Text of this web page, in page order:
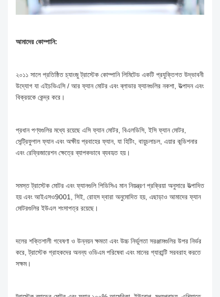
আমাদের কোম্পানি:
২০১১ সালে প্রতিষ্ঠিত চ্যাংজু ট্রাস্টেক কোম্পানি লিমিটেড একটি প্রযুক্তিগত উদ্ভাবনী
উদ্যোগ যা এইচভিএসি / আর ফ্যান মোটর এবং ব্লাভার ফ্যানগুলির নকশা, উত্পাদন এবং
বিক্রয়কে কেন্দ্র করে।
প্রধান পণ্যগুলির মধ্যে রয়েছে এসি ফ্যান মোটর, বিএলডিসি, ইসি ফ্যান মোটর,
সেন্ট্রিফুগাল ফ্যান এবং অক্ষীয় প্রবাহের ফ্যান, যা হিটিং, বায়ুচলাচল, এয়ার কন্ডিশনার
এবং রেফ্রিজারেশন ক্ষেত্রে ব্যাপকভাবে ব্যবহৃত হয়।
সমস্ত ট্রাস্টেক মোটর এবং ফ্যানগুলি পিডিসিএ মান নিয়ন্ত্রণ প্রক্রিয়া অনুসারে উত্পাদিত
হয় এবং আইএসও9001, সিই, রোহস দ্বারা অনুমোদিত হয়, এছাড়াও আমাদের ফ্যান
মোটরগুলির ইউএল শংসাপত্র রয়েছে।
দলের শক্তিশালী গবেষণা ও উন্নয়ন ক্ষমতা এবং উচ্চ নির্ভুলতা সরঞ্জামগুলির উপর নির্ভর
করে, ট্রাস্টেক গ্রাহকদের অনন্য ওডিএম পরিষেবা এবং মানের গ্যারান্টি সরবরাহ করতে
সক্ষম।